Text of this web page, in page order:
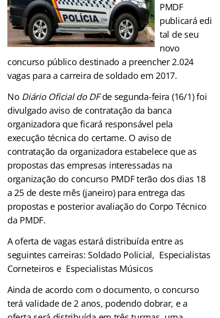
PMDF
publicará edi
tal de seu
novo
concurso público destinado a preencher 2.024
vagas para a carreira de soldado em 2017.
No Diário Oficial do DFde segunda-feira (16/1) foi
divulgado aviso de contratação da banca
organizadora que ficará responsável pela
execução técnica do certame. O aviso de
contratação da organizadora estabelece que as
propostas das empresas interessadas na
organização do concurso PMDF terão dos dias 18
a 25 de deste mês (janeiro) para entrega das
propostas e posterior avaliação do Corpo Técnico
da PMDF.
A oferta de vagas estará distribuída entre as
seguintes carreiras: Soldado Policial, Especialistas
Corneteiros e Especialistas Músicos
Ainda de acordo com o documento, o concurso
terá validade de 2 anos, podendo dobrar, e a